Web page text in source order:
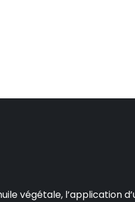
végétale, l’application